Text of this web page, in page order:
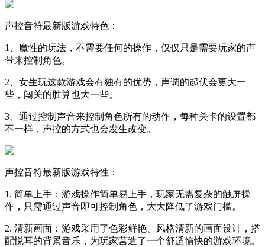
声控音符最新版游戏特色：
1、魔性的玩法，不需要任何的操作，仅仅只是需要玩家的声
带来控制角色。
2、女生玩这款游戏会有独有的优势，声调的起伏会更大一
些，闯关的胜算也大一些。
3、通过控制声音来控制角色所有的动作，每种关卡的设置都
不一样，声控的方式也会发生改变。
声控音符最新版游戏特性：
1. 简单上手：游戏操作简单易上手，玩家无需复杂的触屏操
作，只需通过声音即可控制角色，大大降低了游戏门槛。
2. 清新画面：游戏采用了色彩鲜艳、风格清新的画面设计，搭
配悦耳的背景音乐，为玩家营造了一个舒适愉快的游戏环境。